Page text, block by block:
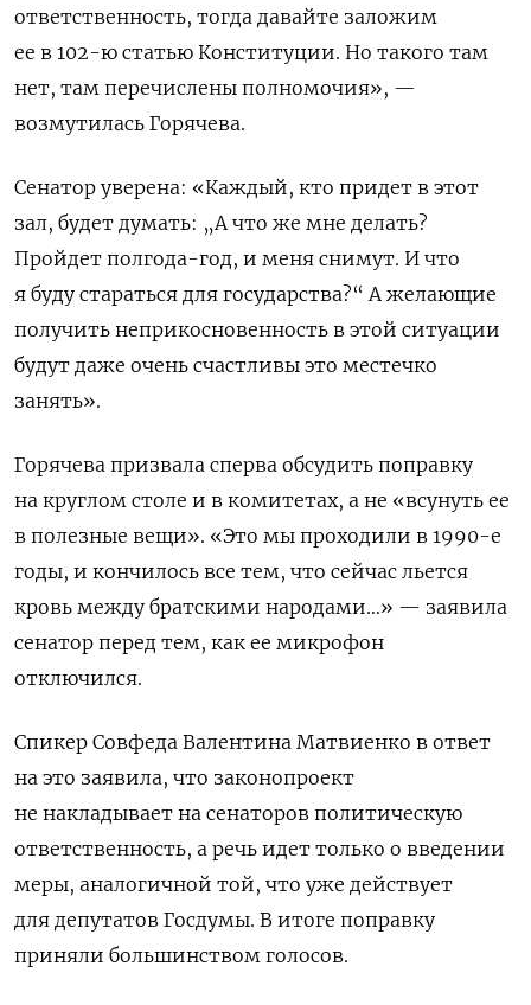
ответственность, тогда давайте заложим
ее в 102-ю статью Конституции. Но такого там
нет, там перечислены полномочия», —
возмутилась Горячева.
Сенатор уверена: «Каждый, кто придет в этот
зал, будет думать: „А что же мне делать?
Пройдет полгода-год, и меня снимут. И что
я буду стараться для государства?“ А желающие
получить неприкосновенность в этой ситуации
будут даже очень счастливы это местечко
занять».
Горячева призвала сперва обсудить поправку
на круглом столе и в комитетах, а не «всунуть ее
в полезные вещи». «Это мы проходили в 1990-е
годы, и кончилось все тем, что сейчас льется
кровь между братскими народами…» — заявила
сенатор перед тем, как ее микрофон
отключился.
Спикер Совфеда Валентина Матвиенко в ответ
на это заявила, что законопроект
не накладывает на сенаторов политическую
ответственность, а речь идет только о введении
меры, аналогичной той, что уже действует
для депутатов Госдумы. В итоге поправку
приняли большинством голосов.